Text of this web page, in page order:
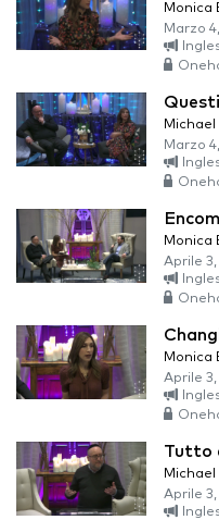
Monica
Marzo
Michael
Marzo
Monica
Aprile 3,
Monica
Aprile 3,
Tutto
Michael
Aprile 3,